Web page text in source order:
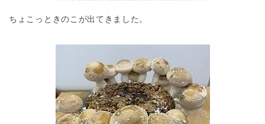
ちょこっときのこが出てきました。